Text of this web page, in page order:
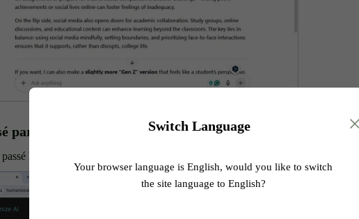
par Humanize AI
le même texte dans Humanize AI en mode Standard.
Switch Language
Your browser language is English, would you like to switch
the site language to English?